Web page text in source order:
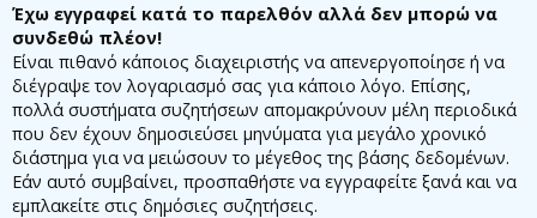
Έχω εγγραφεί κατά το παρελθόν αλλά δεν μπορώ να
συνδεθώ πλέον!
Είναι πιθανό κάποιος διαχειριστής να απενεργοποίησε ή να
διέγραψε τον λογαριασμό σας για κάποιο λόγο. Επίσης,
πολλά συστήματα συζητήσεων απομακρύνουν μέλη περιοδικά
που δεν έχουν δημοσιεύσει μηνύματα για μεγάλο χρονικό
διάστημα για να μειώσουν το μέγεθος της βάσης δεδομένων.
Εάν αυτό συμβαίνει, προσπαθήστε να εγγραφείτε ξανά και να
εμπλακείτε στις δημόσιες συζητήσεις.